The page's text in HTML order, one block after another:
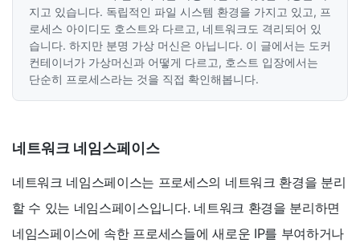
지고 있습니다. 독립적인 파일 시스템 환경을 가지고 있고, 프
로세스 아이디도 호스트와 다르고, 네트워크도 격리되어 있
습니다. 하지만 분명 가상 머신은 아닙니다. 이 글에서는 도커
컨테이너가 가상머신과 어떻게 다르고, 호스트 입장에서는
단순히 프로세스라는 것을 직접 확인해봅니다.
네트워크 네임스페이스
네트워크 네임스페이스는 프로세스의 네트워크 환경을 분리
할 수 있는 네임스페이스입니다. 네트워크 환경을 분리하면
네임스페이스에 속한 프로세스들에 새로운 IP를 부여하거나